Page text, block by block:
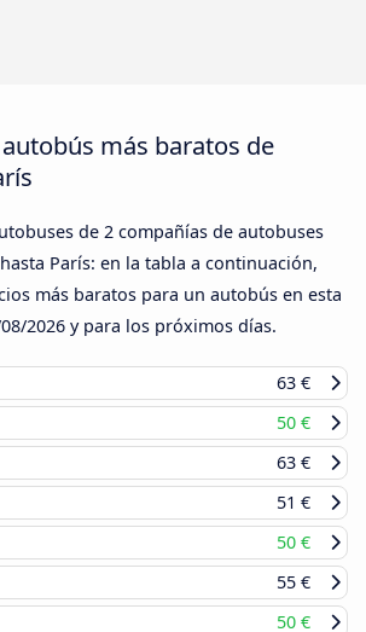
más baratos de
de 2 compañías de autobuses
París: en la tabla a continuación,
más baratos para un autobús en esta
2026 y para los próximos días.
63 €
50 €
63 €
51 €
50 €
55 €
50 €